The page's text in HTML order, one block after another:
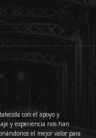
con el apoyo y
y experiencia nos han
el mejor valor para